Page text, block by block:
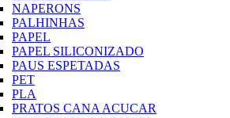
NAPERONS
PALHINHAS
PAPEL
PAPEL SILICONIZADO
PAUS ESPETADAS
PET
PLA
PRATOS CANA ACUCAR